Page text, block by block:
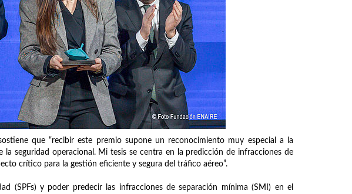
que “recibir este premio supone un reconocimiento muy especial a la
seguridad operacional. Mi tesis se centra en la predicción de infracciones de
crítico para la gestión eficiente y segura del tráfico aéreo”.
(SPFs) y poder predecir las infracciones de separación mínima (SMI) en el